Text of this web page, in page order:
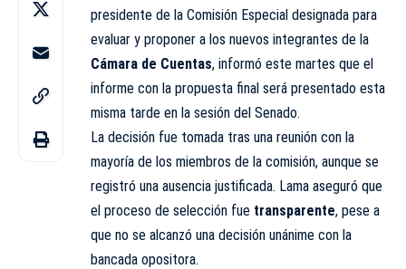
presidente de la Comisión Especial designada para
evaluar y proponer a los nuevos integrantes de la
Cámara de Cuentas, informó este martes que el
informe con la propuesta final será presentado esta
misma tarde en la sesión del Senado.
La decisión fue tomada tras una reunión con la
mayoría de los miembros de la comisión, aunque se
registró una ausencia justificada. Lama aseguró que
el proceso de selección fue transparente, pese a
que no se alcanzó una decisión unánime con la
bancada opositora.